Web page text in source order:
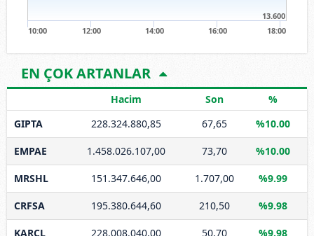
10:00 12:00 14:00 16:00 18:00
13.600
EN ÇOK ARTANLAR
Hacim Son
%
GIPTA
228.324.880,85 67,65 %10.00
EMPAE 1.458.026.107,00 73,70 %10.00
MRSHL 151.347.646,00 1.707,00 %9.99
CRFSA 195.380.644,60 210,50 %9.98
KARCL 228.008.040,00 50,70 %9.98